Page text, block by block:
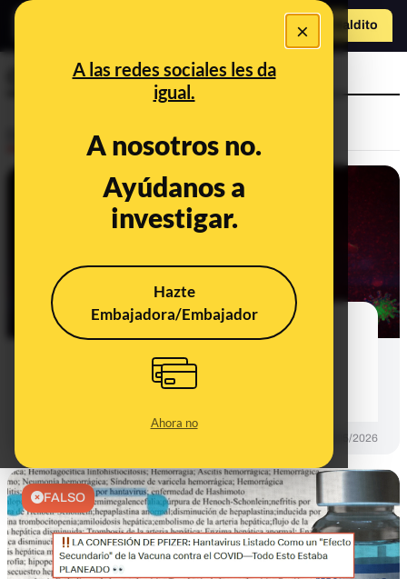
×
A las redes sociales les da
igual.
A nosotros no.
Ayúdanos a
investigar.
Hazte
Embajadora/Embajador
Ahora no
Hazte Maldito
COVID19
Cuidado con los contenidos que
contagia igual de rápido que la
12/05/2026
FALSO